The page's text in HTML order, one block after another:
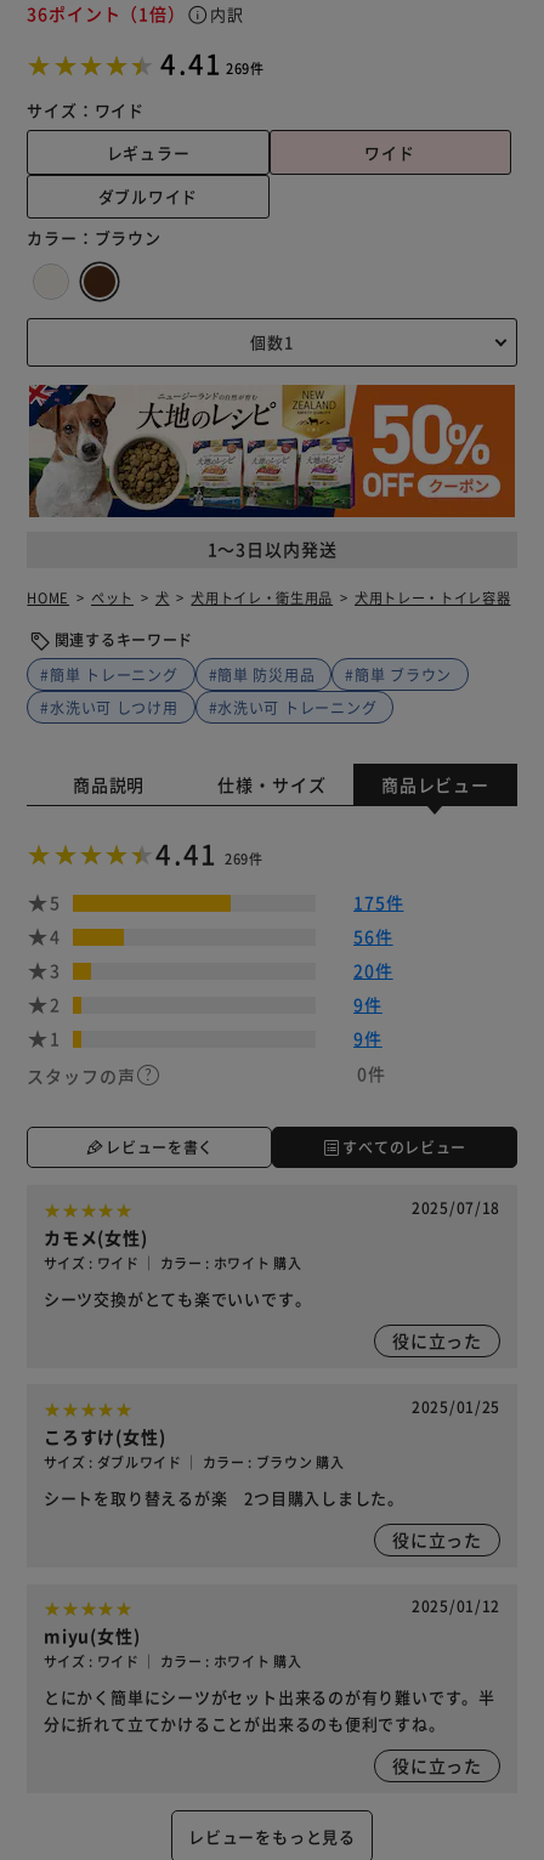
36ポイント （1倍） info 内訳
4.41 269件
サイズ： ワイド
レギュラー
ワイド
ダブルワイド
カラー： ブラウン
1～3日以内発送
HOME ペット 犬 犬用トイレ・衛生用品 犬用トレー・トイレ容器
関連するキーワード
#簡単 トレーニング
#簡単 防災用品
#簡単 ブラウン
#水洗い可 しつけ用
#水洗い可 トレーニング
商品説明 仕様・サイズ 商品レビュー
4.41 269件
5
175件
4
56件
3
20件
2
9件
1
9件
スタッフの声
0件
レビューを書く すべてのレビュー
2025/07/18
カモメ(女性)
サイズ : ワイド ｜ カラー : ホワイト 購入
シーツ交換がとても楽でいいです。
役に立った
2025/01/25
ころすけ(女性)
サイズ : ダブルワイド ｜ カラー : ブラウン 購入
シートを取り替えるが楽 2つ目購入しました。
役に立った
2025/01/12
miyu(女性)
サイズ : ワイド ｜ カラー : ホワイト 購入
とにかく簡単にシーツがセット出来るのが有り難いです。半
分に折れて立てかけることが出来るのも便利ですね。
役に立った
レビューをもっと見る